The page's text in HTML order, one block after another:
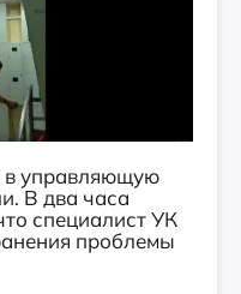
в управляющую
В два часа
специалист УК
проблемы